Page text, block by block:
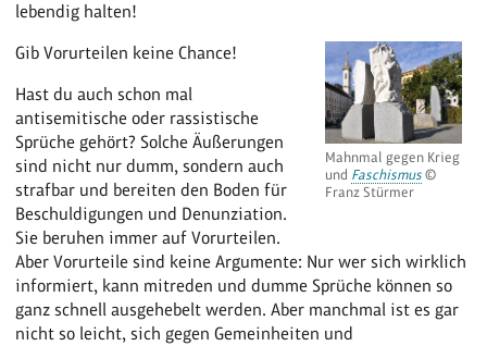
lebendig halten!
Mahnmal gegen Krieg
und Faschismus ©
Franz Stürmer
Gib Vorurteilen keine Chance!
Hast du auch schon mal
antisemitische oder rassistische
Sprüche gehört? Solche Äußerungen
sind nicht nur dumm, sondern auch
strafbar und bereiten den Boden für
Beschuldigungen und Denunziation.
Sie beruhen immer auf Vorurteilen.
Aber Vorurteile sind keine Argumente: Nur wer sich wirklich
informiert, kann mitreden und dumme Sprüche können so
ganz schnell ausgehebelt werden. Aber manchmal ist es gar
nicht so leicht, sich gegen Gemeinheiten und